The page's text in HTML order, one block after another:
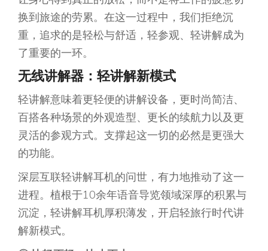
换到旅途的劳累。在这一过程中，我们拒绝沉
重，追求的是轻松与舒适，轻参观、轻讲解成为
了重要的一环。
无线讲解器：轻讲解新模式
轻讲解意味着更轻便的讲解设备，更时尚简洁、
百搭各种场景的外观造型、更长的续航力以及更
灵活的参观方式。支撑起这一切的必然是更强大
的功能。
深层互联轻讲解耳机的问世，有力地推动了这一
进程。植根于10余年语音导览领域深厚的积累与
沉淀，轻讲解耳机厚积薄发，开启轻旅行时代讲
解新模式。